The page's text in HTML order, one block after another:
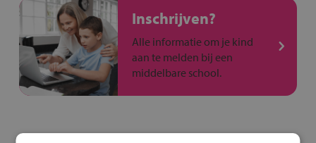
Inschrijven?
Alle informatie om je kind
aan te melden bij een
middelbare school.